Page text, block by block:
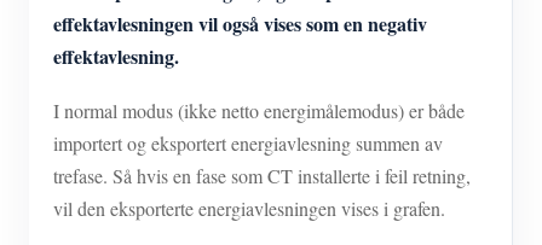
effektavlesningen vil også vises som en negativ
effektavlesning.
I normal modus (ikke netto energimålemodus) er både
importert og eksportert energiavlesning summen av
trefase. Så hvis en fase som CT installerte i feil retning,
vil den eksporterte energiavlesningen vises i grafen.